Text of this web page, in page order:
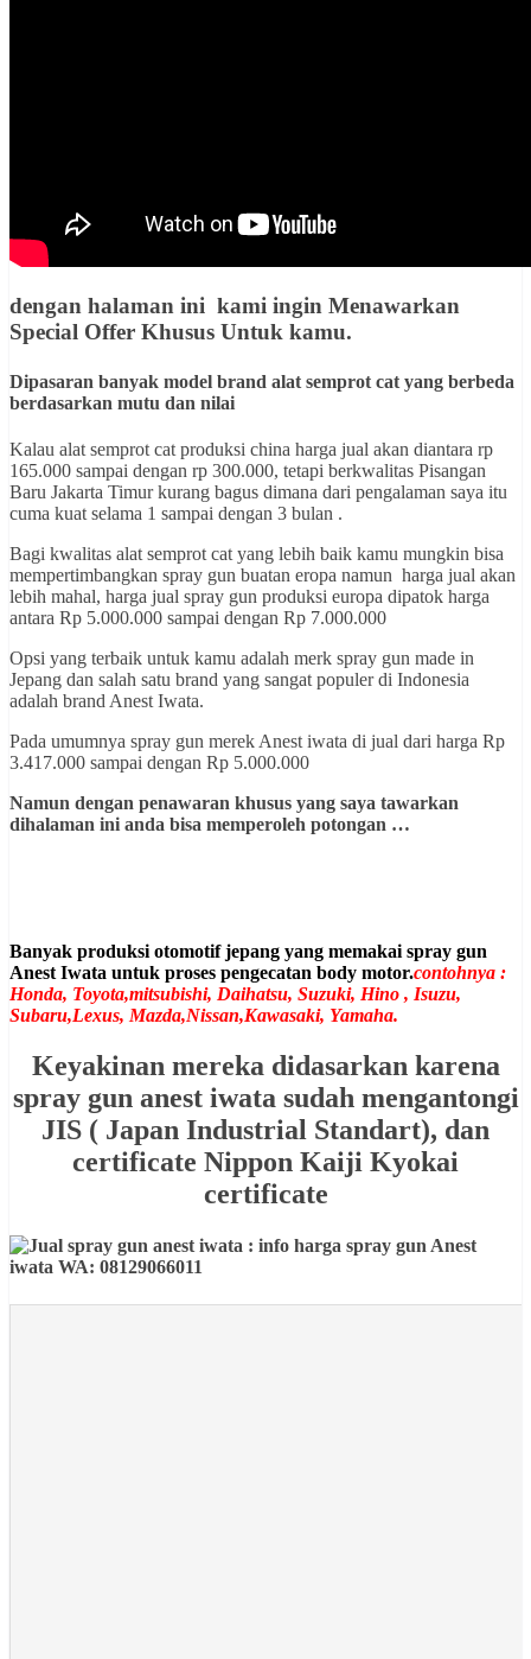
dengan halaman ini kami ingin Menawarkan
Special Offer Khusus Untuk kamu.
Dipasaran banyak model brand alat semprot cat yang berbeda
berdasarkan mutu dan nilai
Kalau alat semprot cat produksi china harga jual akan diantara rp
165.000 sampai dengan rp 300.000, tetapi berkwalitas Pisangan
Baru Jakarta Timur kurang bagus dimana dari pengalaman saya itu
cuma kuat selama 1 sampai dengan 3 bulan .
Bagi kwalitas alat semprot cat yang lebih baik kamu mungkin bisa
mempertimbangkan spray gun buatan eropa namun harga jual akan
lebih mahal, harga jual spray gun produksi europa dipatok harga
antara Rp 5.000.000 sampai dengan Rp 7.000.000
Opsi yang terbaik untuk kamu adalah merk spray gun made in
Jepang dan salah satu brand yang sangat populer di Indonesia
adalah brand Anest Iwata.
Pada umumnya spray gun merek Anest iwata di jual dari harga Rp
3.417.000 sampai dengan Rp 5.000.000
Namun dengan penawaran khusus yang saya tawarkan
dihalaman ini anda bisa memperoleh potongan …
Banyak produksi otomotif jepang yang memakai spray gun
Anest Iwata untuk proses pengecatan body motor.contohnya :
Honda, Toyota,mitsubishi, Daihatsu, Suzuki, Hino , Isuzu,
Subaru,Lexus, Mazda,Nissan,Kawasaki, Yamaha.
Keyakinan mereka didasarkan karena
spray gun anest iwata sudah mengantongi
JIS ( Japan Industrial Standart), dan
certificate Nippon Kaiji Kyokai
certificate